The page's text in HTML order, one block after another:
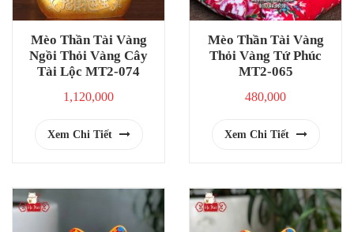
Mèo Thần Tài Vàng
Ngồi Thỏi Vàng Cây
Tài Lộc MT2-074
1,120,000
Xem Chi Tiết
Mèo Thần Tài Vàng
Thỏi Vàng Tứ Phúc
MT2-065
480,000
Xem Chi Tiết